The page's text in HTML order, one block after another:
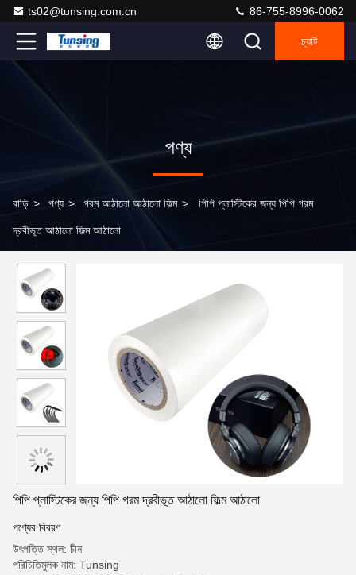
ts02@tunsing.com.cn 86-755-8996-0062
চ্যাট
পণ্য
বাড়ি > পণ্য > গরম আঠালো আঠালো ফিল্ম > পিপি প্লাস্টিকের জন্য পিপি গরম
দ্রবীভূত আঠালো ফিল্ম আঠালো
পিপি প্লাস্টিকের জন্য পিপি গরম দ্রবীভূত আঠালো ফিল্ম আঠালো
পণ্যের বিবরণ
উৎপত্তি স্থল: চীন
পরিচিতিমুলক নাম: Tunsing